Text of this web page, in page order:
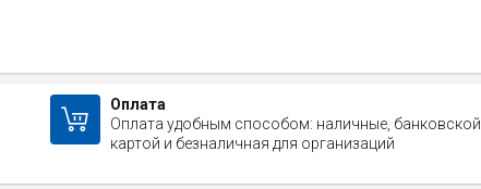
Оплата
Оплата удобным способом: наличные, банковской
картой и безналичная для организаций